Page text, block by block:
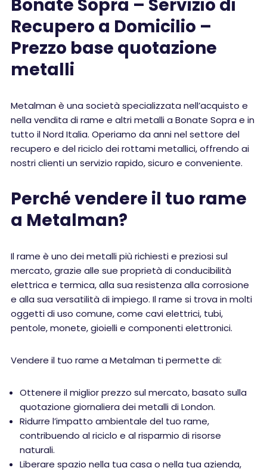
Bonate Sopra – Servizio di
Recupero a Domicilio –
Prezzo base quotazione
metalli
Metalman è una società specializzata nell’acquisto e
nella vendita di rame e altri metalli a Bonate Sopra e in
tutto il Nord Italia. Operiamo da anni nel settore del
recupero e del riciclo dei rottami metallici, offrendo ai
nostri clienti un servizio rapido, sicuro e conveniente.
Perché vendere il tuo rame
a Metalman?
Il rame è uno dei metalli più richiesti e preziosi sul
mercato, grazie alle sue proprietà di conducibilità
elettrica e termica, alla sua resistenza alla corrosione
e alla sua versatilità di impiego. Il rame si trova in molti
oggetti di uso comune, come cavi elettrici, tubi,
pentole, monete, gioielli e componenti elettronici.
Vendere il tuo rame a Metalman ti permette di:
Ottenere il miglior prezzo sul mercato, basato sulla
quotazione giornaliera dei metalli di London.
Ridurre l’impatto ambientale del tuo rame,
contribuendo al riciclo e al risparmio di risorse
naturali.
Liberare spazio nella tua casa o nella tua azienda,